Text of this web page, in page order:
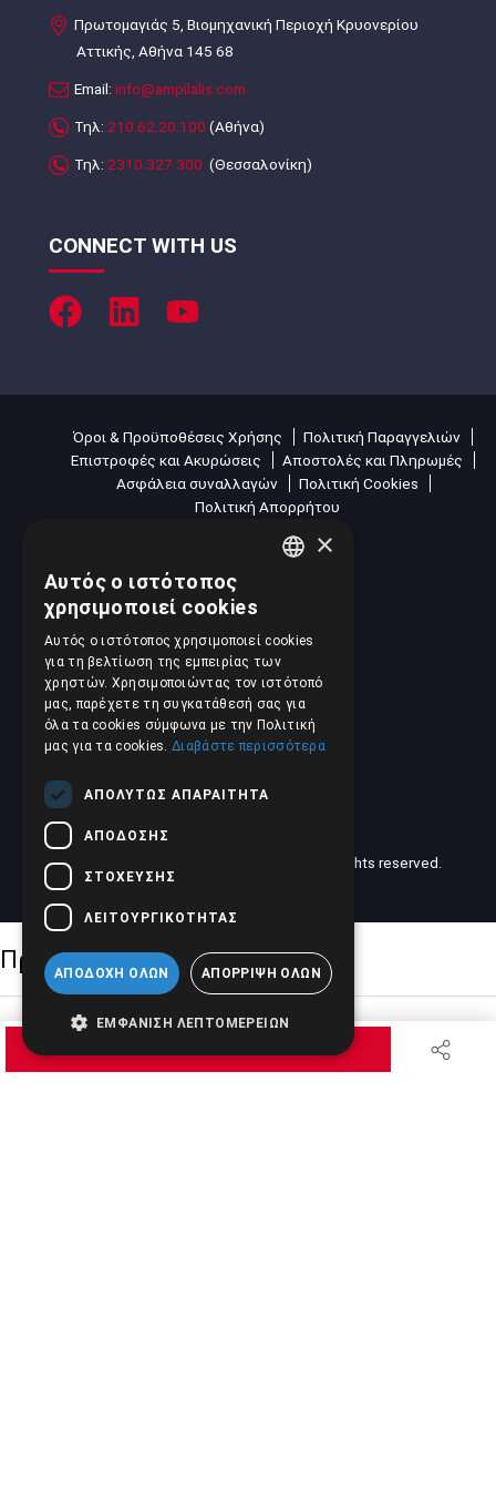
Πρωτομαγιάς 5, Βιομηχανική Περιοχή Κρυονερίου
Αττικής, Αθήνα 145 68
Email: info@ampilalis.com
Τηλ: 210.62.20.100 (Αθήνα)
Τηλ: 2310.327.300 (Θεσσαλονίκη)
CONNECT WITH US
Όροι & Προϋποθέσεις Χρήσης
Πολιτική Παραγγελιών
Επιστροφές και Ακυρώσεις
Αποστολές και Πληρωμές
Ασφάλεια συναλλαγών
Πολιτική Cookies
Πολιτική Απορρήτου
2026 © American Motors Pilalis (AMP). All rights reserved.
Developed by
Προσβασιμότητα
Αλλαγή Μεγέθους
×
Αυτός ο ιστότοπος
χρησιμοποιεί cookies
Αυτός ο ιστότοπος χρησιμοποιεί cookies
για τη βελτίωση της εμπειρίας των
χρηστών. Χρησιμοποιώντας τον ιστότοπό
μας, παρέχετε τη συγκατάθεσή σας για
όλα τα cookies σύμφωνα με την Πολιτική
μας για τα cookies. Διαβάστε περισσότερα
ΑΠΟΛΎΤΩΣ ΑΠΑΡΑΊΤΗΤΑ
ΑΠΌΔΟΣΗΣ
ΣΤΌΧΕΥΣΗΣ
ΛΕΙΤΟΥΡΓΙΚΌΤΗΤΑΣ
ΑΠΟΔΟΧΉ ΌΛΩΝ ΑΠΌΡΡΙΨΗ ΌΛΩΝ
ΕΜΦΆΝΙΣΗ ΛΕΠΤΟΜΕΡΕΙΏΝ